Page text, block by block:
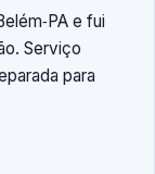
e fui
Serviço
para